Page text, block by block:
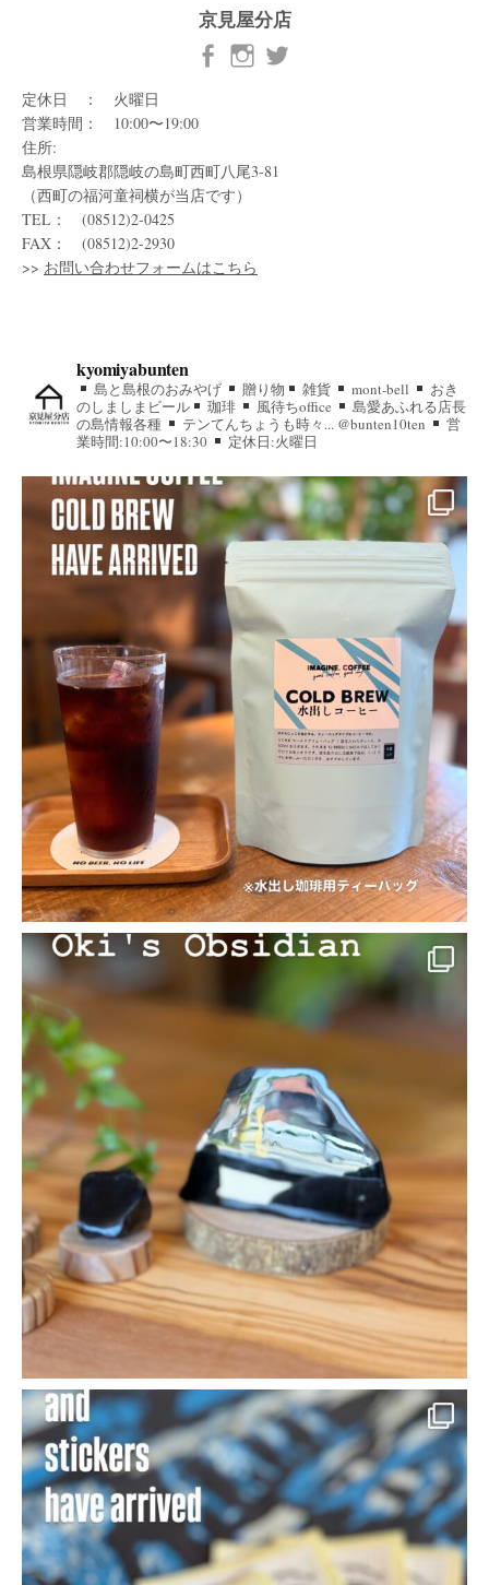
京見屋分店
定休日 ： 火曜日
営業時間： 10:00〜19:00
住所:
島根県隠岐郡隠岐の島町西町八尾3-81
（西町の福河童祠横が当店です）
TEL： (08512)2-0425
FAX： (08512)2-2930
>> お問い合わせフォームはこちら
kyomiyabunten
島と島根のおみやげ 贈り物 雑貨 mont-bell
おき
のしましまビール
珈琲 風待ちoffice
島愛あふれる店長
の島情報各種
テンてんちょうも時々... @bunten10ten
営
業時間:10:00〜18:30
定休日:火曜日